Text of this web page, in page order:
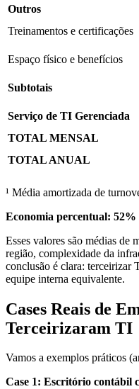
Outros
Treinamentos e certificações
Espaço físico e benefícios
Subtotais
Serviço de TI Gerenciada
TOTAL MENSAL
TOTAL ANUAL
¹ Média amortizada de
Economia percentual: 52%
Esses valores são médias de
região, complexidade da
conclusão é clara: terceirizar
equipe interna equivalente.
Cases Reais de
Terceirizaram TI
Vamos a exemplos práticos
Case 1: Escritório contábil